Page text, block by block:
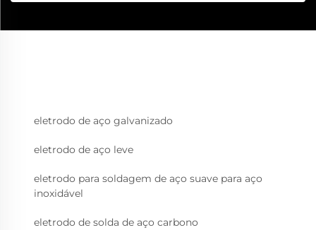
eletrodo de aço galvanizado
eletrodo de aço leve
eletrodo para soldagem de aço suave para aço
inoxidável
eletrodo de solda de aço carbono